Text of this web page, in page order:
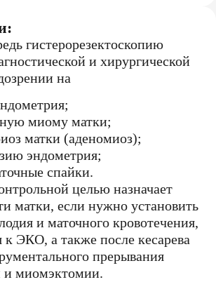
гистерорезектоскопию
и хирургической
на
миому матки;
матки (аденомиоз);
эндометрия;
спайки.
целью назначает
матки, если нужно установить
и маточного кровотечения,
к ЭКО, а также после кесарева
прерывания
и миомэктомии.